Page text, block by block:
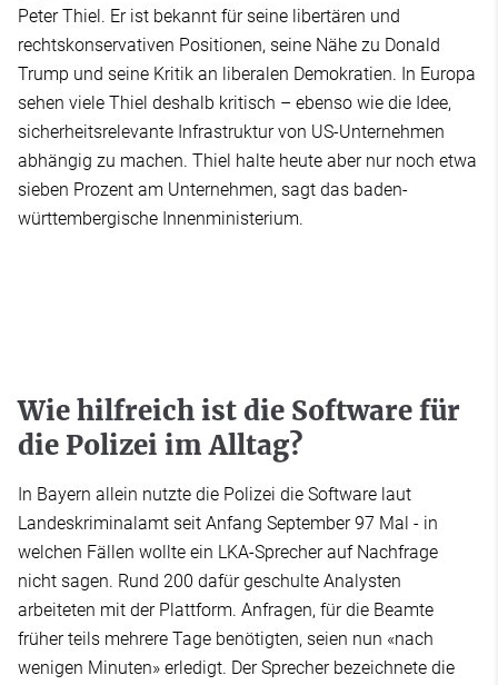
Peter Thiel. Er ist bekannt für seine libertären und
rechtskonservativen Positionen, seine Nähe zu Donald
Trump und seine Kritik an liberalen Demokratien. In Europa
sehen viele Thiel deshalb kritisch – ebenso wie die Idee,
sicherheitsrelevante Infrastruktur von US-Unternehmen
abhängig zu machen. Thiel halte heute aber nur noch etwa
sieben Prozent am Unternehmen, sagt das baden-
württembergische Innenministerium.
Wie hilfreich ist die Software für
die Polizei im Alltag?
In Bayern allein nutzte die Polizei die Software laut
Landeskriminalamt seit Anfang September 97 Mal - in
welchen Fällen wollte ein LKA-Sprecher auf Nachfrage
nicht sagen. Rund 200 dafür geschulte Analysten
arbeiteten mit der Plattform. Anfragen, für die Beamte
früher teils mehrere Tage benötigten, seien nun «nach
wenigen Minuten» erledigt. Der Sprecher bezeichnete die